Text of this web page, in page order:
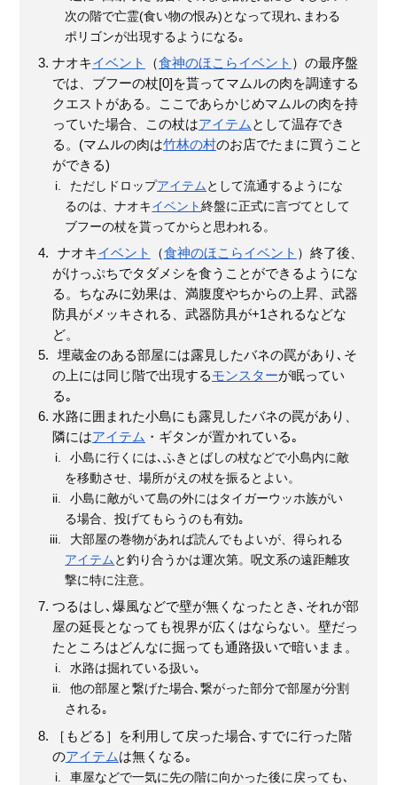
次の階で亡霊(食い物の恨み)となって現れ､まわる
ポリゴンが出現するようになる｡
ナオキイベント （食神のほこらイベント ）の最序盤
では、ブフーの杖[0]を貰ってマムルの肉を調達する
クエストがある。ここであらかじめマムルの肉を持
っていた場合、この杖はアイテム として温存でき
る。(マムルの肉は竹林の村のお店でたまに買うこと
ができる)
ただしドロップアイテム として流通するようにな
るのは、ナオキイベント終盤に正式に言づてとして
ブフーの杖を貰ってからと思われる。
ナオキイベント （食神のほこらイベント ）終了後、
がけっぷちでタダメシを食うことができるようにな
る。ちなみに効果は、満腹度やちからの上昇、武器
防具がメッキされる、武器防具が+1されるなどな
ど。
埋蔵金のある部屋には露見したバネの罠があり､そ
の上には同じ階で出現するモンスターが眠ってい
る｡
水路に囲まれた小島にも露見したバネの罠があり、
隣にはアイテム ・ギタンが置かれている｡
小島に行くには､ふきとばしの杖などで小島内に敵
を移動させ、場所がえの杖を振るとよい。
小島に敵がいて島の外にはタイガーウッホ族がい
る場合、投げてもらうのも有効｡
大部屋の巻物があれば読んでもよいが、得られる
アイテム と釣り合うかは運次第。呪文系の遠距離攻
撃に特に注意。
つるはし､爆風などで壁が無くなったとき､それが部
屋の延長となっても視界が広くはならない。壁だっ
たところはどんなに掘っても通路扱いで暗いまま。
水路は掘れている扱い｡
他の部屋と繋げた場合､繋がった部分で部屋が分割
される｡
［もどる］を利用して戻った場合､すでに行った階
のアイテムは無くなる｡
車屋などで一気に先の階に向かった後に戻っても､